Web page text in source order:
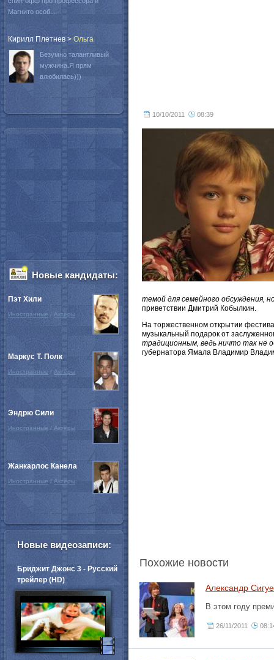
10/10/2011 08:39
темой для семейного обсуждения,
приветствии Дмитрий Кобылкин.
На торжественном открытии
музыкальный подарок от
традиционным, ведь ничто так не
губернатора Ямала Владимир
Похожие новости
Александр
В этом году
26/11/2011
Магнито особ...
Кирилл Плетнев > Oльга
Безумно талантливый
мужчина.Я прям
влюбилась)))
Новые кандидаты:
Пэт Хили
Иностранные / Актёры
Маркус Т. Полк
Иностранные / Актёры
Эндрю Сили
Иностранные / Актёры
Жанкарлос Канела
Иностранные / Актёры
Новые видеозаписи:
Бриджит Джонс 3 - Русский
трейлер (HD)